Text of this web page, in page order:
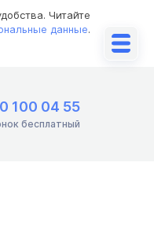
Читайте
данные.
100 04 55
бесплатный